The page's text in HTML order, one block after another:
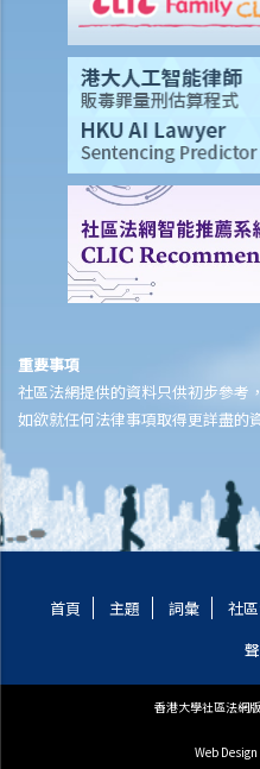
10. 如果沒有管養權的父母被允許
止另一方探望他/她的孩子？
11. 如果沒有管養權的父母被另一
以怎麼辦？
2. 贍養費
1. 法庭在評定子女的贍養費時，
2. 我離婚了而我的前妻再婚了。
為和她住在一起的孩子支付孩子的
3. 我來自中國大陸的妻子生了一
前，她是否需要獲得香港永久居留
3. 排解子女糾紛
1. 法庭會如何處理或分配夫婦在離
2. 法庭在評定給予什麼類型的贍
3. 法庭會遵循哪些指引和步驟來
離婚後，丈夫可否要求擁有該單
助時如何考慮該方的利益？
3. 如果該物業由一方及其母親以
重要事項
社區法網提供的資料只供初步參考
如欲就任何法律事項取得更詳盡的
首頁 主題 詞彙 社
香港大學社區法網
Web Design